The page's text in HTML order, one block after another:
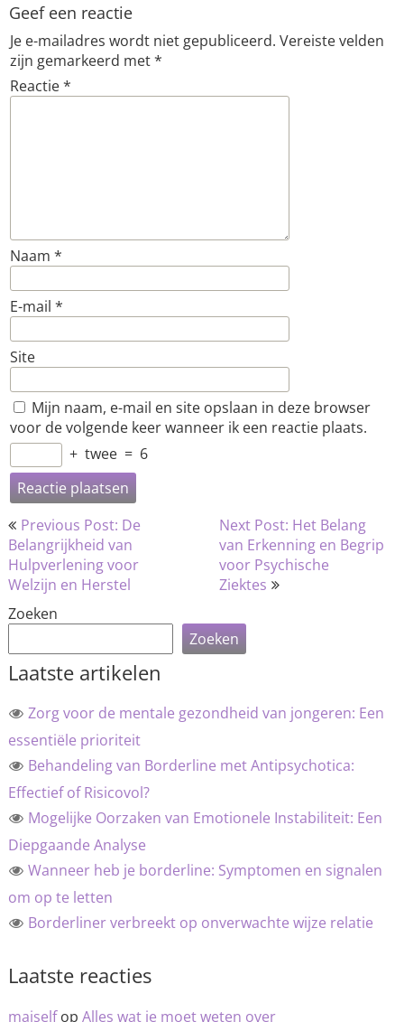
Geef een reactie
Je e-mailadres wordt niet gepubliceerd. Vereiste velden
zijn gemarkeerd met*
Reactie*
Naam *
E-mail *
Site
Mijn naam, e-mail en site opslaan in deze browser
voor de volgende keer wanneer ik een reactie plaats.
+ twee = 6
Bericht
navigatie
Previous Post: De
Belangrijkheid van
Hulpverlening voor
Welzijn en Herstel
Next Post: Het Belang
van Erkenning en Begrip
voor Psychische
Ziektes
Zoeken
Zoeken
Laatste artikelen
Zorg voor de mentale gezondheid van jongeren: Een
essentiële prioriteit
Behandeling van Borderline met Antipsychotica:
Effectief of Risicovol?
Mogelijke Oorzaken van Emotionele Instabiliteit: Een
Diepgaande Analyse
Wanneer heb je borderline: Symptomen en signalen
om op te letten
Borderliner verbreekt op onverwachte wijze relatie
Laatste reacties
maiselfop Alles wat je moet weten over